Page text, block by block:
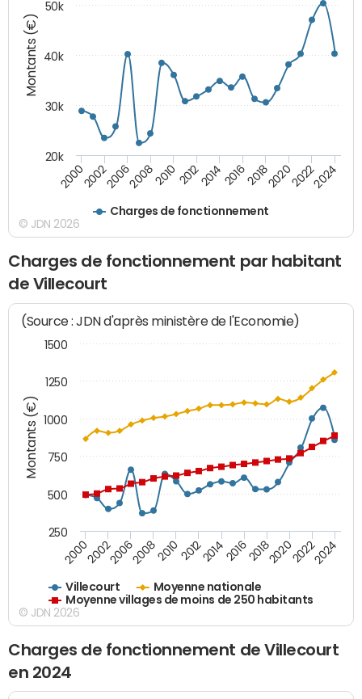
Montants (€)
Charges de fonctionnement
20002002200620082010 2012201420162018202020222024
20k
30k
40k
50k
© JDN 2026
Charges de fonctionnement par habitant
de Villecourt
Montants (€)
(Source : JDN d'après ministère de l'Economie)
Villecourt
Moyenne nationale
Moyenne villages de moins de 250 habitants
200020022006200820102012201420162018202020222024
250
500
750
1000
1250
1500
© JDN 2026
Charges de fonctionnement de Villecourt
en 2024